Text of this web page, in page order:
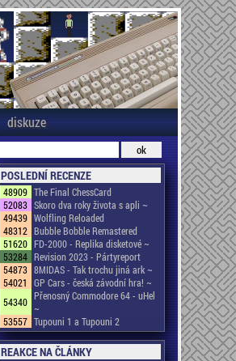
diskuze
POSLEDNÍ RECENZE
48909 The Final ChessCard
52083 Skoro dva roky života s apli ~
49439 Wolfling Reloaded
48312 Bubble Bobble Remastered
51620 FD-2000 - Replika disketové ~
53284 Revision 2023 - Pártyreport
54873 8MIDAS - Tak trochu jiná ark ~
54021
GP Cars - česká závodní hra! ~
54340 Přenosný Commodore 64 - uHel
~
53557 Tupouni 1 a Tupouni 2
REAKCE NA ČLÁNKY